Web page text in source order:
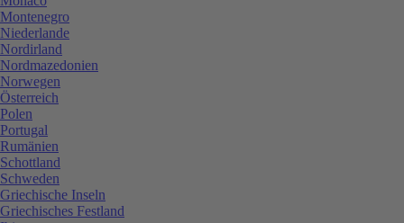
Montenegro
Niederlande
Nordirland
Nordmazedonien
Norwegen
Österreich
Polen
Portugal
Rumänien
Schottland
Schweden
Griechische Inseln
Griechisches Festland